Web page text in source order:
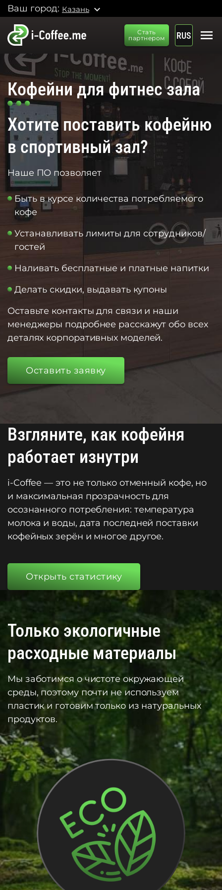
Ваш город: Казань expand_more
Стать
партнером
RUS menu
Кофейни для фитнес зала
Хотите поставить кофейню
в спортивный зал?
Наше ПО позволяет
Быть в курсе количества потребляемого
кофе
Устанавливать лимиты для сотрудников/
гостей
Наливать бесплатные и платные напитки
Делать скидки, выдавать купоны
Оставьте контакты для связи и наши
менеджеры подробнее расскажут обо всех
деталях корпоративных моделей.
Оставить заявку
Взгляните, как кофейня
работает изнутри
i-Coffee — это не только отменный кофе, но
и максимальная прозрачность для
осознанного потребления: температура
молока и воды, дата последней поставки
кофейных зерён и многое другое.
Открыть статистику
Только экологичные
расходные материалы
Мы заботимся о чистоте окружающей
среды, поэтому почти не используем
пластик и готовим только из натуральных
продуктов.